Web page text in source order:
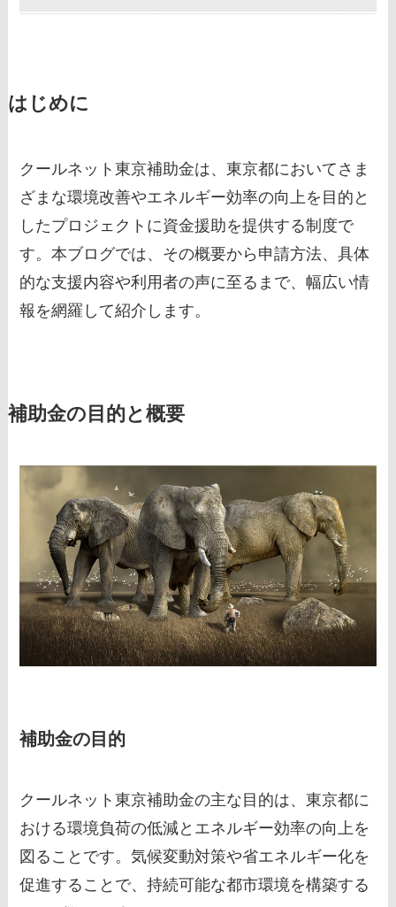
はじめに
クールネット東京補助金は、東京都においてさま
ざまな環境改善やエネルギー効率の向上を目的と
したプロジェクトに資金援助を提供する制度で
す。本ブログでは、その概要から申請方法、具体
的な支援内容や利用者の声に至るまで、幅広い情
報を網羅して紹介します。
補助金の目的と概要
補助金の目的
クールネット東京補助金の主な目的は、東京都に
おける環境負荷の低減とエネルギー効率の向上を
図ることです。気候変動対策や省エネルギー化を
促進することで、持続可能な都市環境を構築する